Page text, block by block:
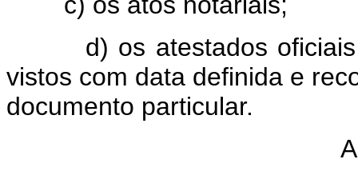
d) os atestados oficiais,
vistos com data definida e
documento particular.